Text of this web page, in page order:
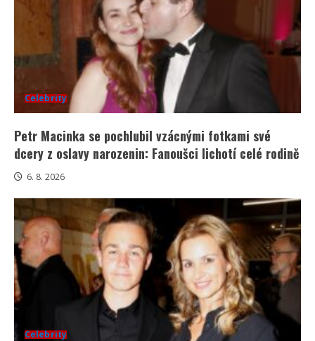
Celebrity
Petr Macinka se pochlubil vzácnými fotkami své
dcery z oslavy narozenin: Fanoušci lichotí celé rodině
6. 8. 2026
Celebrity